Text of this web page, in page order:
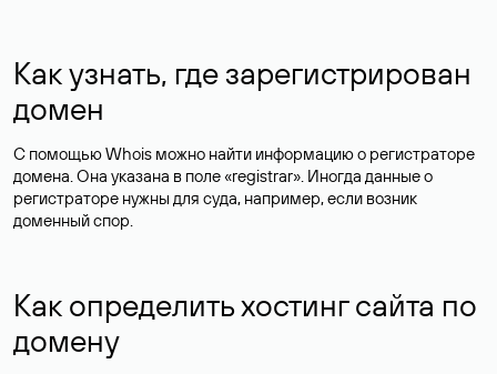
Как узнать, где зарегистрирован
домен
С помощью Whois можно найти информацию о регистраторе
домена. Она указана в поле «registrar». Иногда данные о
регистраторе нужны для суда, например, если возник
доменный спор.
Как определить хостинг сайта по
домену